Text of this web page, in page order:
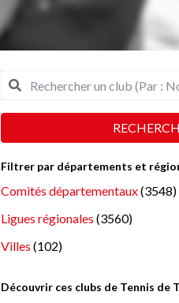
Filtrer par départements et
Comités départementaux(3548)
Ligues régionales (3560)
Villes (102)
Découvrir ces clubs de Tennis de